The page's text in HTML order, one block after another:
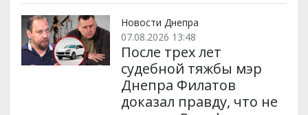
Новости Днепра
07.08.2026 13:48
После трех лет
судебной тяжбы мэр
Днепра Филатов
доказал правду, что не